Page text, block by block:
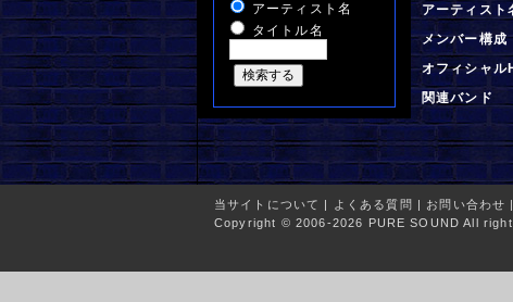
アーティスト名
タイトル名
アーティスト
メンバー構成
オフィシャル
関連バンド
当サイトについて | よくある質問 | お問い合わせ |
Copyright © 2006-2026 PURE SOUND All